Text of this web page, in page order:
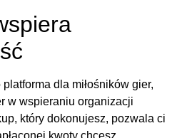
dla miłośników gier,
w wspieraniu organizacji
który dokonujesz, pozwala ci